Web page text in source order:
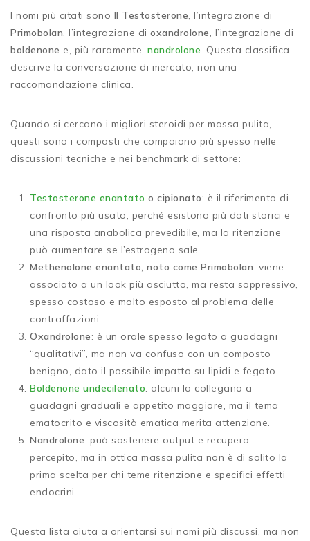
I nomi più citati sono Il Testosterone, l’integrazione di
Primobolan, l’integrazione di oxandrolone, l’integrazione di
boldenone e, più raramente, nandrolone. Questa classifica
descrive la conversazione di mercato, non una
raccomandazione clinica.
Quando si cercano i migliori steroidi per massa pulita,
questi sono i composti che compaiono più spesso nelle
discussioni tecniche e nei benchmark di settore:
Testosterone enantato o cipionato: è il riferimento di
confronto più usato, perché esistono più dati storici e
una risposta anabolica prevedibile, ma la ritenzione
può aumentare se l’estrogeno sale.
Methenolone enantato, noto come Primobolan: viene
associato a un look più asciutto, ma resta soppressivo,
spesso costoso e molto esposto al problema delle
contraffazioni.
Oxandrolone: è un orale spesso legato a guadagni
“qualitativi”, ma non va confuso con un composto
benigno, dato il possibile impatto su lipidi e fegato.
Boldenone undecilenato: alcuni lo collegano a
guadagni graduali e appetito maggiore, ma il tema
ematocrito e viscosità ematica merita attenzione.
Nandrolone: può sostenere output e recupero
percepito, ma in ottica massa pulita non è di solito la
prima scelta per chi teme ritenzione e specifici effetti
endocrini.
Questa lista aiuta a orientarsi sui nomi più discussi, ma non